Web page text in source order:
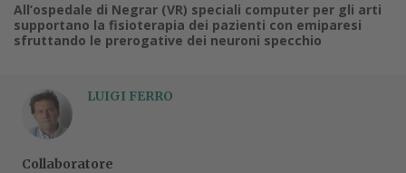
All’ospedale di Negrar (VR) speciali computer per gli arti
supportano la fisioterapia dei pazienti con emiparesi
sfruttando le prerogative dei neuroni specchio
LUIGI FERRO
Collaboratore